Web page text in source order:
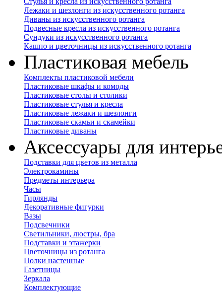
Лежаки и шезлонги из искусственного ротанга
Диваны из искусственного ротанга
Подвесные кресла из искусственного ротанга
Сундуки из искусственного ротанга
Кашпо и цветочницы из искусственного ротанга
Пластиковая мебель
Комплекты пластиковой мебели
Пластиковые шкафы и комоды
Пластиковые столы и столики
Пластиковые стулья и кресла
Пластиковые лежаки и шезлонги
Пластиковые скамьи и скамейки
Пластиковые диваны
Аксессуары для
Подставки для цветов из металла
Электрокамины
Предметы интерьера
Часы
Гирлянды
Декоративные фигурки
Вазы
Подсвечники
Светильники, люстры, бра
Подставки и этажерки
Цветочницы из ротанга
Полки настенные
Газетницы
Зеркала
Комплектующие